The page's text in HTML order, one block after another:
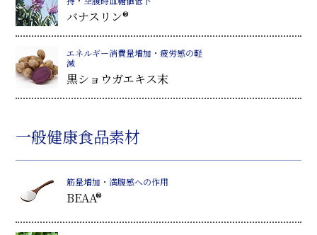
バナスリン®
エネルギー消費量増加・疲労感の軽
減
黒ショウガエキス末
一般健康食品素材
筋量増加・満腹感への作用
BEAA®